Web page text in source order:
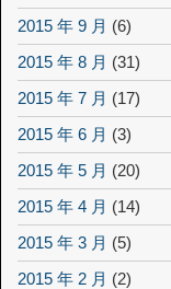
2015 年 9 月 (6)
2015 年 8 月 (31)
2015 年 7 月 (17)
2015 年 6 月 (3)
2015 年 5 月 (20)
2015 年 4 月 (14)
2015 年 3 月 (5)
2015 年 2 月 (2)